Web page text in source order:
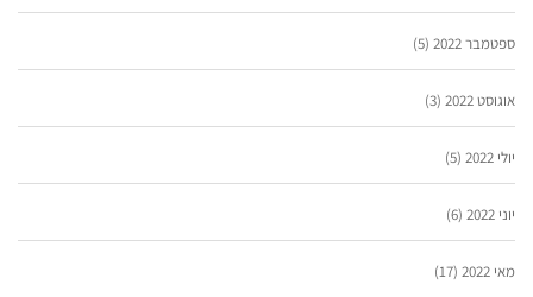
ספטמבר 2022 (5)
אוגוסט 2022 (3)
יולי 2022 (5)
יוני 2022 (6)
מאי 2022 (17)